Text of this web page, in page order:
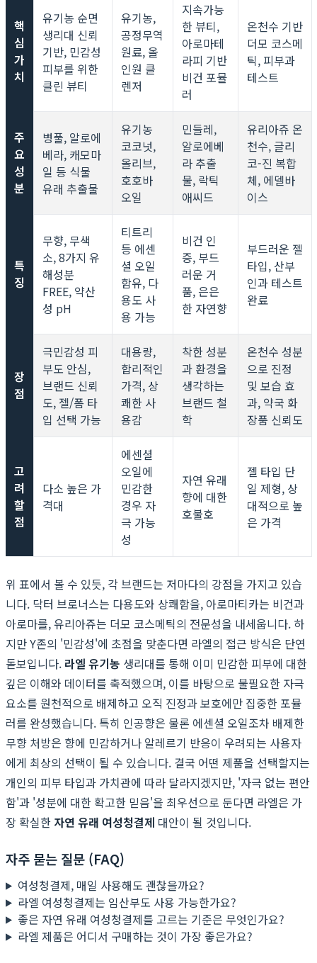
핵
심
가
치
유기농 순면
생리대 신뢰
기반, 민감성
피부를 위한
클린 뷰티
유기농,
공정무역
원료, 올
인원 클
렌저
지속가능
한 뷰티,
아로마테
라피 기반
비건 포뮬
러
온천수 기반
더모 코스메
틱, 피부과
테스트
주
요
성
분
병풀, 알로에
베라, 캐모마
일 등 식물
유래 추출물
유기농
코코넛,
올리브,
호호바
오일
민들레,
알로에베
라 추출
물, 락틱
애씨드
유리아쥬 온
천수, 글리
코-진 복합
체, 에델바
이스
특
징
무향, 무색
소, 8가지 유
해성분
FREE, 약산
성 pH
티트리
등 에센
셜 오일
함유, 다
용도 사
용 가능
비건 인
증, 부드
러운 거
품, 은은
한 자연향
부드러운 젤
타입, 산부
인과 테스트
완료
장
점
극민감성 피
부도 안심,
브랜드 신뢰
도, 젤/폼 타
입 선택 가능
대용량,
합리적인
가격, 상
쾌한 사
용감
착한 성분
과 환경을
생각하는
브랜드 철
학
온천수 성분
으로 진정
및 보습 효
과, 약국 화
장품 신뢰도
고
려
할
점
다소 높은 가
격대
에센셜
오일에
민감한
경우 자
극 가능
성
자연 유래
향에 대한
호불호
젤 타입 단
일 제형, 상
대적으로 높
은 가격
위 표에서 볼 수 있듯, 각 브랜드는 저마다의 강점을 가지고 있습
니다. 닥터 브로너스는 다용도와 상쾌함을, 아로마티카는 비건과
아로마를, 유리아쥬는 더모 코스메틱의 전문성을 내세웁니다. 하
지만 Y존의 '민감성'에 초점을 맞춘다면 라엘의 접근 방식은 단연
돋보입니다. 라엘 유기농 생리대를 통해 이미 민감한 피부에 대한
깊은 이해와 데이터를 축적했으며, 이를 바탕으로 불필요한 자극
요소를 원천적으로 배제하고 오직 진정과 보호에만 집중한 포뮬
러를 완성했습니다. 특히 인공향은 물론 에센셜 오일조차 배제한
무향 처방은 향에 민감하거나 알레르기 반응이 우려되는 사용자
에게 최상의 선택이 될 수 있습니다. 결국 어떤 제품을 선택할지는
개인의 피부 타입과 가치관에 따라 달라지겠지만, '자극 없는 편안
함'과 '성분에 대한 확고한 믿음'을 최우선으로 둔다면 라엘은 가
장 확실한 자연 유래 여성청결제 대안이 될 것입니다.
자주 묻는 질문 (FAQ)
여성청결제, 매일 사용해도 괜찮을까요?
라엘 여성청결제는 임산부도 사용 가능한가요?
좋은 자연 유래 여성청결제를 고르는 기준은 무엇인가요?
라엘 제품은 어디서 구매하는 것이 가장 좋은가요?